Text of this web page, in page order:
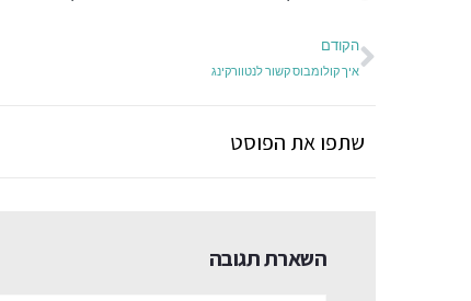
הקודם
איך קולומבוס קשור לנטוורקינג
שתפו את הפוסט
השארת תגובה